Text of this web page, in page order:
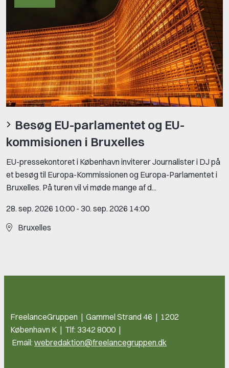
Besøg EU-parlamentet og EU-
kommisionen i Bruxelles
EU-pressekontoret i København inviterer Journalister i DJ på
et besøg til Europa-Kommissionen og Europa-Parlamentet i
Bruxelles. På turen vil vi møde mange af d...
28. sep. 2026 10:00 - 30. sep. 2026 14:00
Bruxelles
FreelanceGruppen | Gammel Strand 46 | 1202
København K | Tlf: 3342 8000 |
Email: webredaktion@freelancegruppen.dk